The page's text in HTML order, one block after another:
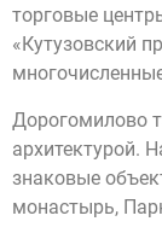
торговые
«Кутузовский
Дорогомилово
архитектурой.
знаковые
монастырь,